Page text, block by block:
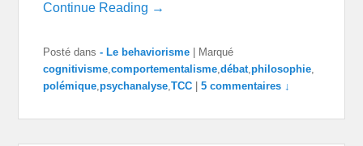
Continue Reading →
Posté dans - Le behaviorisme
Marqué
cognitivisme,comportementalisme,débat,philosophie,
polémique,psychanalyse,TCC |5 commentaires ↓